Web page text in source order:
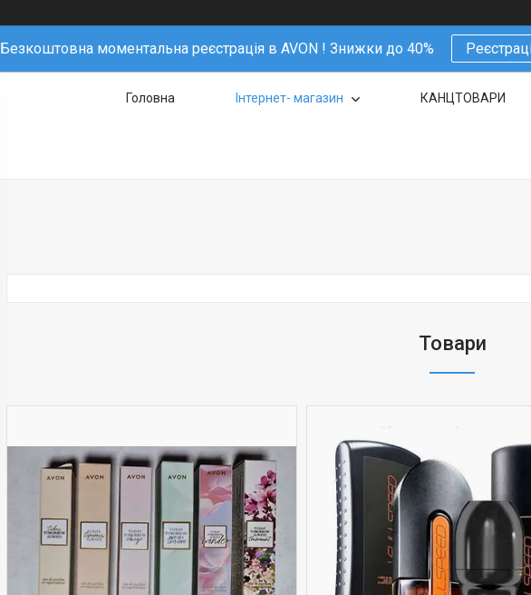
Безкоштовна моментальна реєстрація в AVON ! Знижки до 40%
Головна Інтернет- магазин КАНЦТОВАРИ
Товари